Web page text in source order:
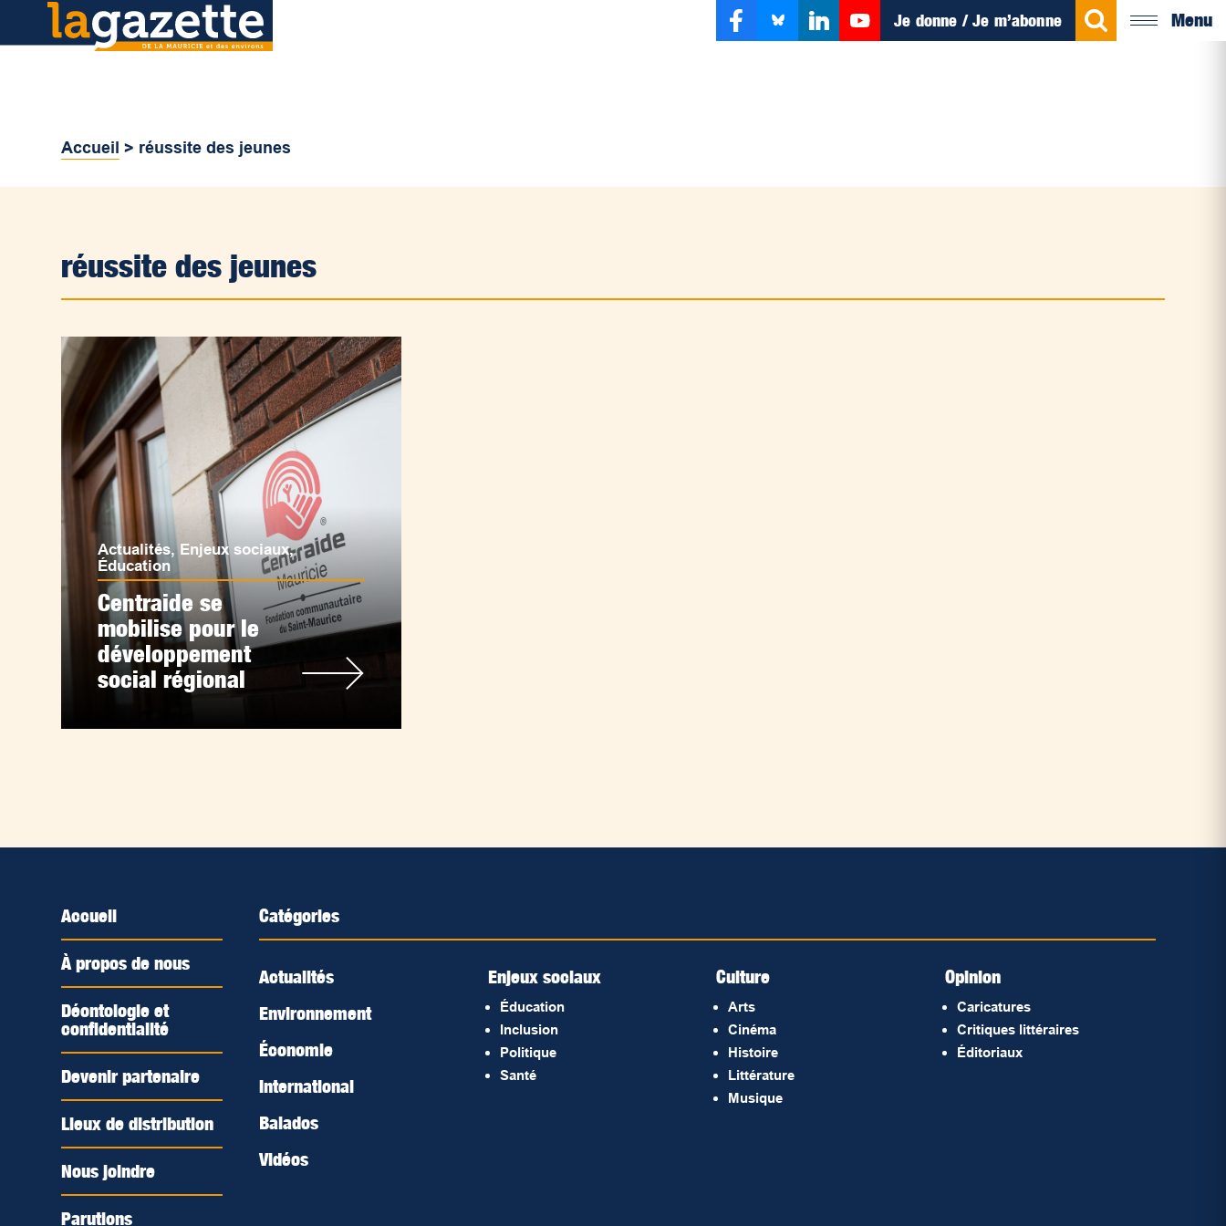
Je donne / Je m’abonne Menu
Accueil > réussite des jeunes
réussite des jeunes
Actualités,Enjeux sociaux,
Éducation
Centraide se
mobilise pour le
développement
social régional
Accueil
À propos de nous
Déontologie et
confidentialité
Devenir partenaire
Lieux de distribution
Nous joindre
Parutions
Catégories
Actualités
Environnement
Économie
International
Balados
Vidéos
Enjeux sociaux
Éducation
Inclusion
Politique
Santé
Culture
Arts
Cinéma
Histoire
Littérature
Musique
Opinion
Caricatures
Critiques littéraires
Éditoriaux